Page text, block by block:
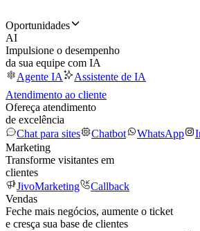
Oportunidades
AI
Impulsione o desempenho
da sua equipe com IA
Agente IA
Assistente de IA
Atendimento ao cliente
Ofereça atendimento
de excelência
Chat para sites
Chatbot WhatsApp
Marketing
Transforme visitantes em
clientes
JivoMarketing
Callback
Vendas
Feche mais negócios, aumente o ticket
e cresça sua base de clientes